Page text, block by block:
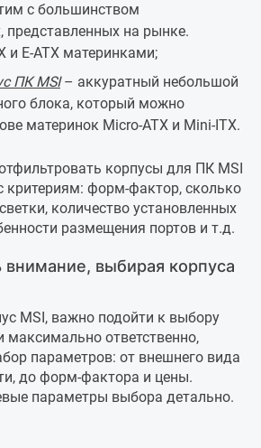
с большинством
на рынке.
и E-ATX материнками;
ПК MSI– аккуратный небольшой
блока, который можно
материнок Micro-ATX и Mini-ITX.
корпусы для ПК MSI
форм-фактор, сколько
количество установленных
размещения портов и т.д.
внимание, выбирая корпуса
MSI, важно подойти к выбору
максимально ответственно,
параметров: от внешнего вида
до форм-фактора и цены.
параметры выбора детально.